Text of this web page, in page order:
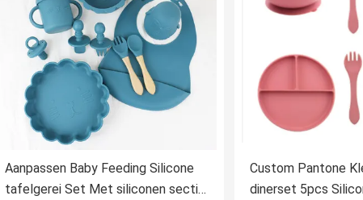
Aanpassen Baby Feeding Silicone
tafelgerei Set Met siliconen sectie
Custom Pantone
dinerset 5pcs